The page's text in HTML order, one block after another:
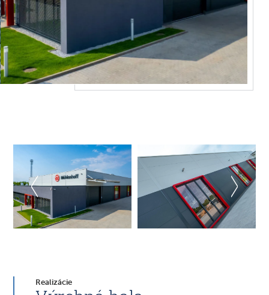
Realizácie